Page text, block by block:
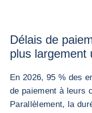
Délais de
plus largement
En 2026, 95 % des
de paiement à leurs
Parallèlement, la